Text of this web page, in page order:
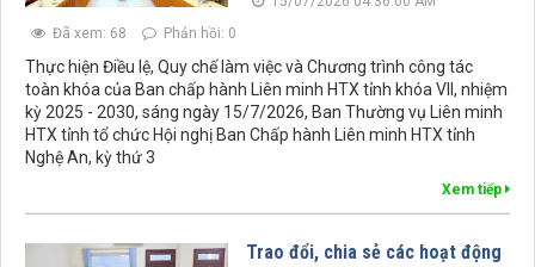
Đã xem: 68
Phản hồi: 0
Thực hiện Điều lệ, Quy chế làm việc và Chương trình công tác
toàn khóa của Ban chấp hành Liên minh HTX tỉnh khóa VII, nhiệm
kỳ 2025 - 2030, sáng ngày 15/7/2026, Ban Thường vụ Liên minh
HTX tỉnh tổ chức Hội nghị Ban Chấp hành Liên minh HTX tỉnh
Nghệ An, kỳ thứ 3
Xem tiếp
Trao đổi, chia sẻ các hoạt động